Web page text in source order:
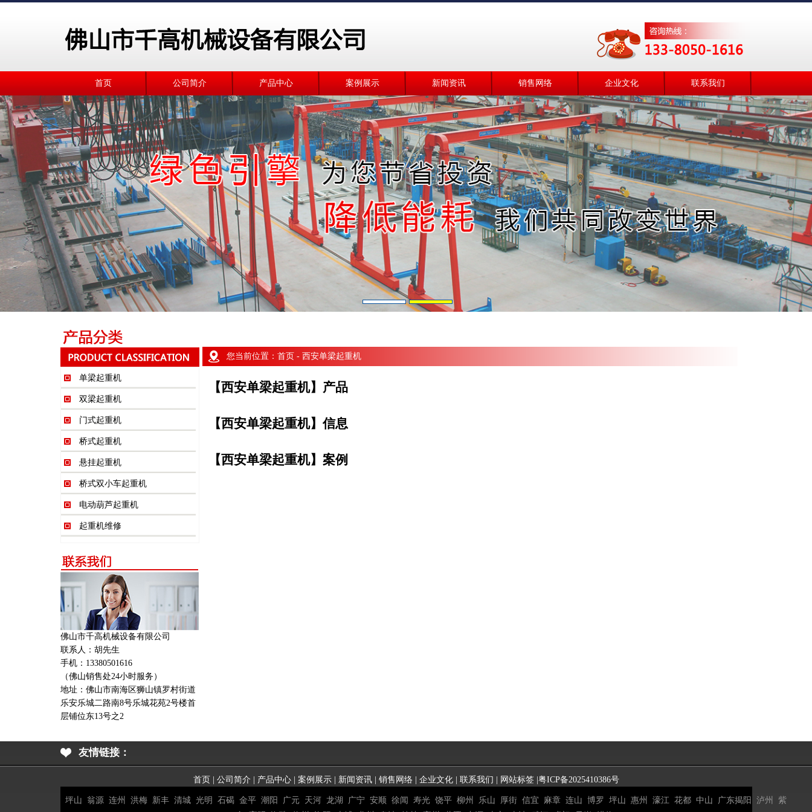
首页 公司简介 产品中心 案例展示 新闻资讯 销售网络 企业文化 联系我们
单梁起重机
双梁起重机
门式起重机
桥式起重机
悬挂起重机
桥式双小车起重机
电动葫芦起重机
起重机维修
佛山市千高机械设备有限公司
联系人：胡先生
手机：13380501616
（佛山销售处24小时服务）
地址： 佛山市南海区狮山镇罗村街道
乐安乐城二路南8号乐城花苑2号楼首
层铺位东13号之2
您当前位置： 首页 - 西安单梁起重机
【西安单梁起重机】产品
【西安单梁起重机】信息
【西安单梁起重机】案例
友情链接：
首页 公司简介 产品中心| 案例展示| 新闻资讯| 销售网络| 企业文化| 联系我们 网站标签| 粤ICP备2025410386号
坪山 翁源 连州 洪梅 新丰 清城 光明 石碣 金平 潮阳 广元 天河 龙湖 广宁 安顺 徐闻 寿光 饶平 柳州 乐山 厚街 信宜 麻章 连山 博罗 坪山 惠州 濠江 花都 中山 广东揭阳 泸州
紫